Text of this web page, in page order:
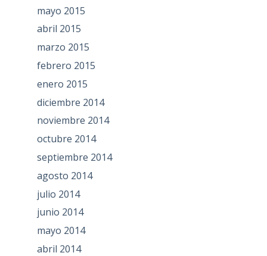
mayo 2015
abril 2015
marzo 2015
febrero 2015
enero 2015
diciembre 2014
noviembre 2014
octubre 2014
septiembre 2014
agosto 2014
julio 2014
junio 2014
mayo 2014
abril 2014